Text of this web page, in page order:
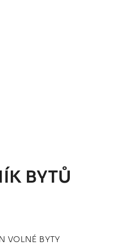
BYTŮ
VOLNÉ BYTY